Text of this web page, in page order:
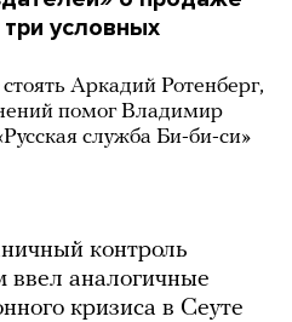
условных
Аркадий Ротенберг,
помог Владимир
служба Би-би-си»
контроль
ввел аналогичные
кризиса в Сеуте